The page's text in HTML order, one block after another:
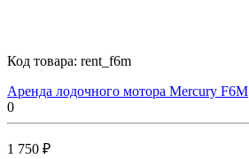
Код товара: rent_f6m
Аренда лодочного мотора Mercury F6M
0
1 750 ₽